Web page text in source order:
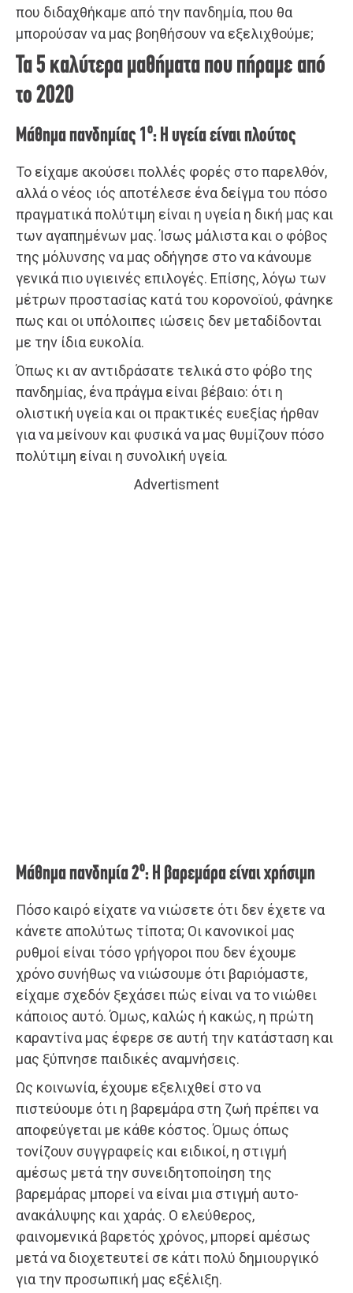
που διδαχθήκαμε από την πανδημία, που θα
μπορούσαν να μας βοηθήσουν να εξελιχθούμε;
Τα 5 καλύτερα μαθήματα που πήραμε από
το 2020
Μάθημα πανδημίας 1ο: Η υγεία είναι πλούτος
Το είχαμε ακούσει πολλές φορές στο παρελθόν,
αλλά ο νέος ιός αποτέλεσε ένα δείγμα του πόσο
πραγματικά πολύτιμη είναι η υγεία η δική μας και
των αγαπημένων μας. Ίσως μάλιστα και ο φόβος
της μόλυνσης να μας οδήγησε στο να κάνουμε
γενικά πιο υγιεινές επιλογές. Επίσης, λόγω των
μέτρων προστασίας κατά του κορονοϊού, φάνηκε
πως και οι υπόλοιπες ιώσεις δεν μεταδίδονται
με την ίδια ευκολία.
Όπως κι αν αντιδράσατε τελικά στο φόβο της
πανδημίας, ένα πράγμα είναι βέβαιο: ότι η
ολιστική υγεία και οι πρακτικές ευεξίας ήρθαν
για να μείνουν και φυσικά να μας θυμίζουν πόσο
πολύτιμη είναι η συνολική υγεία.
Advertisment
Μάθημα πανδημία 2ο: Η βαρεμάρα είναι χρήσιμη
Πόσο καιρό είχατε να νιώσετε ότι δεν έχετε να
κάνετε απολύτως τίποτα; Οι κανονικοί μας
ρυθμοί είναι τόσο γρήγοροι που δεν έχουμε
χρόνο συνήθως να νιώσουμε ότι βαριόμαστε,
είχαμε σχεδόν ξεχάσει πώς είναι να το νιώθει
κάποιος αυτό. Όμως, καλώς ή κακώς, η πρώτη
καραντίνα μας έφερε σε αυτή την κατάσταση και
μας ξύπνησε παιδικές αναμνήσεις.
Ως κοινωνία, έχουμε εξελιχθεί στο να
πιστεύουμε ότι η βαρεμάρα στη ζωή πρέπει να
αποφεύγεται με κάθε κόστος. Όμως όπως
τονίζουν συγγραφείς και ειδικοί, η στιγμή
αμέσως μετά την συνειδητοποίηση της
βαρεμάρας μπορεί να είναι μια στιγμή αυτο-
ανακάλυψης και χαράς. Ο ελεύθερος,
φαινομενικά βαρετός χρόνος, μπορεί αμέσως
μετά να διοχετευτεί σε κάτι πολύ δημιουργικό
για την προσωπική μας εξέλιξη.